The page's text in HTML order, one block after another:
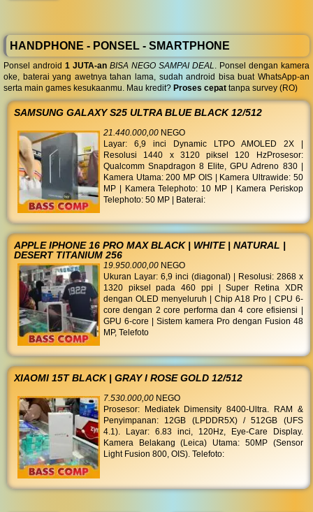
HANDPHONE - PONSEL - SMARTPHONE
Ponsel android 1 JUTA-an BISA NEGO SAMPAI DEAL. Ponsel dengan kamera
oke, baterai yang awetnya tahan lama, sudah android bisa buat WhatsApp-an
serta main games kesukaanmu. Mau kredit? Proses cepat tanpa survey (RO)
SAMSUNG GALAXY S25 ULTRA BLUE BLACK 12/512
21.440.000,00 NEGO
Layar: 6,9 inci Dynamic LTPO AMOLED 2X |
Resolusi 1440 x 3120 piksel 120 HzProsesor:
Qualcomm Snapdragon 8 Elite, GPU Adreno 830 |
Kamera Utama: 200 MP OIS | Kamera Ultrawide: 50
MP | Kamera Telephoto: 10 MP | Kamera Periskop
Telephoto: 50 MP | Baterai:
APPLE IPHONE 16 PRO MAX BLACK | WHITE | NATURAL |
DESERT TITANIUM 256
19.950.000,00 NEGO
Ukuran Layar: 6,9 inci (diagonal) | Resolusi: 2868 x
1320 piksel pada 460 ppi | Super Retina XDR
dengan OLED menyeluruh | Chip A18 Pro | CPU 6-
core dengan 2 core performa dan 4 core efisiensi |
GPU 6-core | Sistem kamera Pro dengan Fusion 48
MP, Telefoto
XIAOMI 15T BLACK | GRAY I ROSE GOLD 12/512
7.530.000,00 NEGO
Prosesor: Mediatek Dimensity 8400-Ultra. RAM &
Penyimpanan: 12GB (LPDDR5X) / 512GB (UFS
4.1). Layar: 6.83 inci, 120Hz, Eye-Care Display.
Kamera Belakang (Leica) Utama: 50MP (Sensor
Light Fusion 800, OIS). Telefoto: